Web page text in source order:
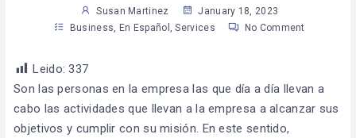
Susan Martinez
January 18, 2023
Business
En Español ,Services No Comment
Leido: 337
Son las personas en la empresa las que día a día llevan a
cabo las actividades que llevan a la empresa a alcanzar sus
objetivos y cumplir con su misión. En este sentido,